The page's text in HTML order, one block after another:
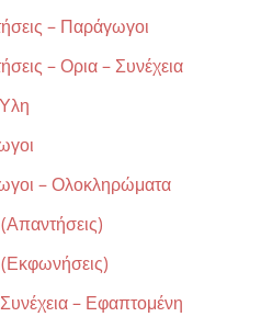
– Παράγωγοι
– Ορια – Συνέχεια
– Ολοκληρώματα
– Εφαπτομένη